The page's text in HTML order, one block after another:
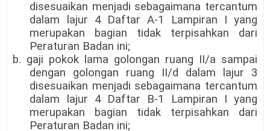
disesuaikan menjadi sebagaimana tercantum
dalam lajur 4 Daftar A-1 Lampiran I yang
merupakan bagian tidak terpisahkan dari
Peraturan Badan ini;
b. gaji pokok lama golongan ruang II/a sampai
dengan golongan ruang II/d dalam lajur 3
disesuaikan menjadi sebagaimana tercantum
dalam lajur 4 Daftar B-1 Lampiran I yang
merupakan bagian tidak terpisahkan dari
Peraturan Badan ini;